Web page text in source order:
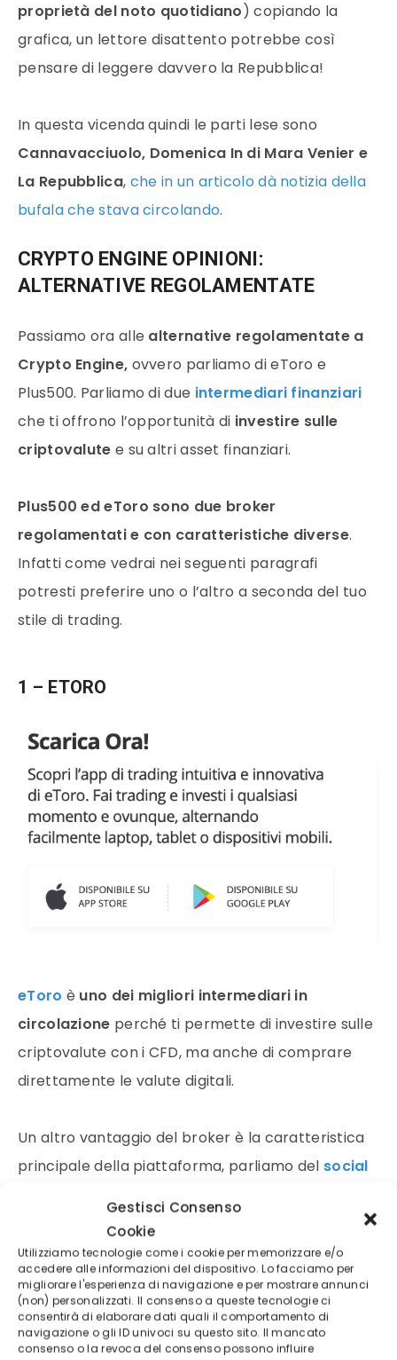
Gestisci Consenso
Cookie
Utilizziamo tecnologie come i cookie per memorizzare e/o
accedere alle informazioni del dispositivo. Lo facciamo per
migliorare l'esperienza di navigazione e per mostrare annunci
(non) personalizzati. Il consenso a queste tecnologie ci
consentirà di elaborare dati quali il comportamento di
navigazione o gli ID univoci su questo sito. Il mancato
consenso o la revoca del consenso possono influire
proprietà del noto quotidiano) copiando la
grafica, un lettore disattento potrebbe così
pensare di leggere davvero la Repubblica!
In questa vicenda quindi le parti lese sono
Cannavacciuolo, Domenica In di Mara Venier e
La Repubblica, che in un articolo dà notizia della
bufala che stava circolando.
CRYPTO ENGINE OPINIONI:
ALTERNATIVE REGOLAMENTATE
Passiamo ora alle alternative regolamentate a
Crypto Engine, ovvero parliamo di eToro e
Plus500. Parliamo di due intermediari finanziari
che ti offrono l’opportunità di investire sulle
criptovalute e su altri asset finanziari.
Plus500 ed eToro sono due broker
regolamentati e con caratteristiche diverse.
Infatti come vedrai nei seguenti paragrafi
potresti preferire uno o l’altro a seconda del tuo
stile di trading.
1 – ETORO
eToro è uno dei migliori intermediari in
circolazione perché ti permette di investire sulle
criptovalute con i CFD, ma anche di comprare
direttamente le valute digitali.
Un altro vantaggio del broker è la caratteristica
principale della piattaforma, parliamo del social
principianti, i quali
trader più esperti e trarre giovamento della loro
esperienza.
Regolamentazione: CySEC (Cipro), FCA